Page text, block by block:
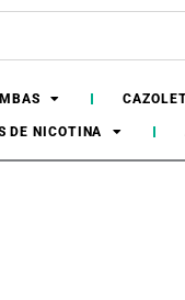
DE NICOTINA